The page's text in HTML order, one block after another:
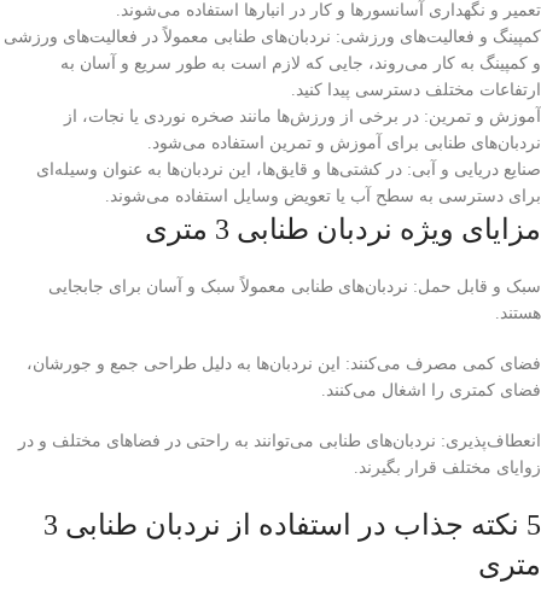
تعمیر و نگهداری آسانسورها و کار در انبارها استفاده می‌شوند.
کمپینگ و فعالیت‌های ورزشی: نردبان‌های طنابی معمولاً در فعالیت‌های ورزشی
و کمپینگ به کار می‌روند، جایی که لازم است به طور سریع و آسان به
ارتفاعات مختلف دسترسی پیدا کنید.
آموزش و تمرین: در برخی از ورزش‌ها مانند صخره نوردی یا نجات، از
نردبان‌های طنابی برای آموزش و تمرین استفاده می‌شود.
صنایع دریایی و آبی: در کشتی‌ها و قایق‌ها، این نردبان‌ها به عنوان وسیله‌ای
برای دسترسی به سطح آب یا تعویض وسایل استفاده می‌شوند.
مزایای ویژه نردبان طنابی 3 متری
سبک و قابل حمل: نردبان‌های طنابی معمولاً سبک و آسان برای جابجایی
هستند.
فضای کمی مصرف می‌کنند: این نردبان‌ها به دلیل طراحی جمع و جورشان،
فضای کمتری را اشغال می‌کنند.
انعطاف‌پذیری: نردبان‌های طنابی می‌توانند به راحتی در فضاهای مختلف و در
زوایای مختلف قرار بگیرند.
5 نکته جذاب در استفاده از نردبان طنابی 3
متری